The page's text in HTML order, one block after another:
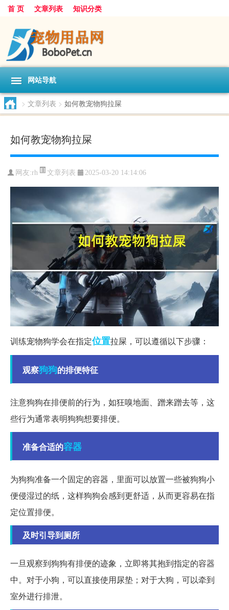
首 页 文章列表 知识分类
网站导航
> 文章列表 > 如何教宠物狗拉屎
如何教宠物狗拉屎
网友:rh 文章列表 2025-03-20 14:14:06
训练宠物狗学会在指定位置拉屎，可以遵循以下步骤：
观察狗狗的排便特征
注意狗狗在排便前的行为，如狂嗅地面、蹭来蹭去等，这
些行为通常表明狗狗想要排便。
准备合适的容器
为狗狗准备一个固定的容器，里面可以放置一些被狗狗小
便侵湿过的纸，这样狗狗会感到更舒适，从而更容易在指
定位置排便。
及时引导到厕所
一旦观察到狗狗有排便的迹象，立即将其抱到指定的容器
中。对于小狗，可以直接使用尿垫；对于大狗，可以牵到
室外进行排泄。